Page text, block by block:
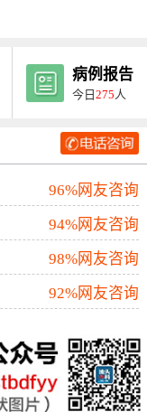
病例报告
今日275 人
96%网友咨询
94%网友咨询
98%网友咨询
92%网友咨询